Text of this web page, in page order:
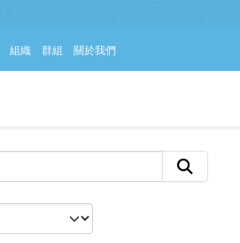
組織 群組 關於我們